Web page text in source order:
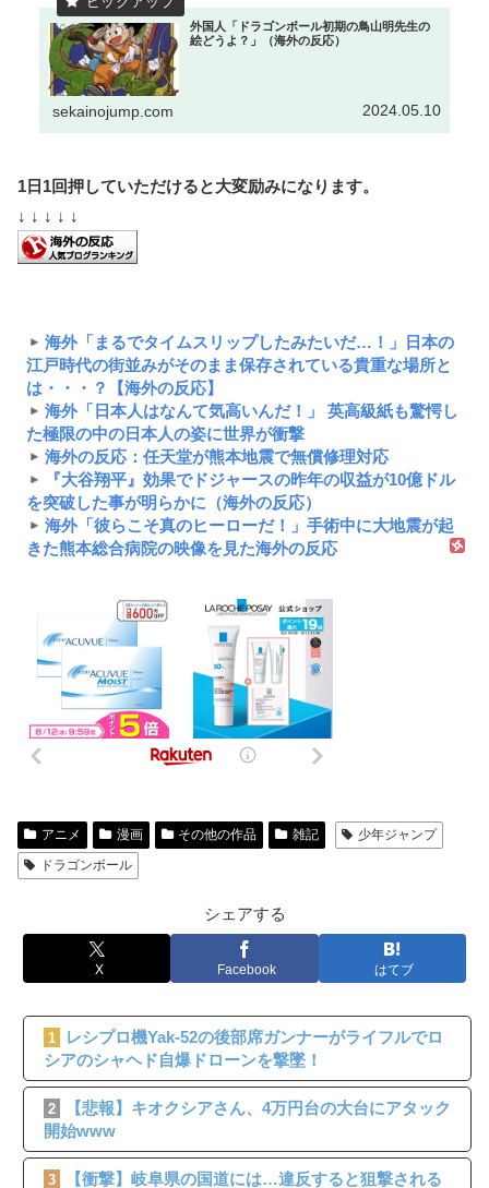
外国人「ドラゴンボール初期の鳥山明先生の
絵どうよ？」（海外の反応）
sekainojump.com 2024.05.10
1日1回押していただけると大変励みになります。
↓ ↓ ↓ ↓ ↓
海外「まるでタイムスリップしたみたいだ…！」日本の
江戸時代の街並みがそのまま保存されている貴重な場所と
は・・・？【海外の反応】
海外「日本人はなんて気高いんだ！」 英高級紙も驚愕し
た極限の中の日本人の姿に世界が衝撃
海外の反応：任天堂が熊本地震で無償修理対応
『大谷翔平』効果でドジャースの昨年の収益が10億ドル
を突破した事が明らかに（海外の反応）
海外「彼らこそ真のヒーローだ！」手術中に大地震が起
きた熊本総合病院の映像を見た海外の反応
アニメ 漫画 その他の作品 雑記
少年ジャンプ
ドラゴンボール
シェアする
X Facebook はてブ
1
レシプロ機Yak-52の後部席ガンナーがライフルでロ
シアのシャヘド自爆ドローンを撃墜！
2
【悲報】キオクシアさん、4万円台の大台にアタック
開始www
3 【衝撃】岐阜県の国道には…違反すると狙撃される